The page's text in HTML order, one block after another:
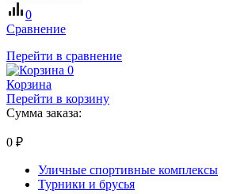
0
Сравнение
Перейти в сравнение
0
Корзина
Перейти в корзину
Сумма заказа:
0 ₽
Уличные спортивные комплексы
Турники и брусья